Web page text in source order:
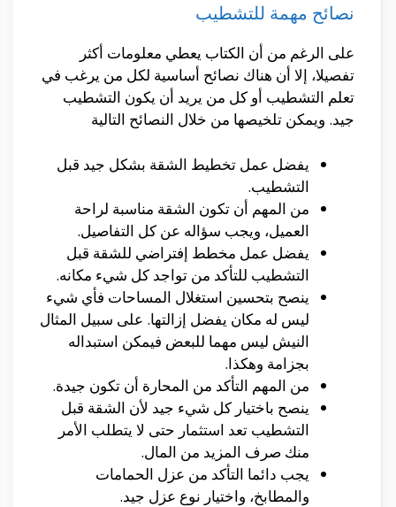
نصائح مهمة للتشطيب
على الرغم من أن الكتاب يعطي معلومات أكثر
تفصيلا، إلا أن هناك نصائح أساسية لكل من يرغب في
تعلم التشطيب أو كل من يريد أن يكون التشطيب
جيد. ويمكن تلخيصها من خلال النصائح التالية
يفضل عمل تخطيط الشقة بشكل جيد قبل
التشطيب.
من المهم أن تكون الشقة مناسبة لراحة
العميل، ويجب سؤاله عن كل التفاصيل.
يفضل عمل مخطط إفتراضي للشقة قبل
التشطيب للتأكد من تواجد كل شيء مكانه.
ينصح بتحسين استغلال المساحات فأي شيء
ليس له مكان يفضل إزالتها. على سبيل المثال
النيش ليس مهما للبعض فيمكن استبداله
بجزامة وهكذا.
من المهم التأكد من المحارة أن تكون جيدة.
ينصح باختيار كل شيء جيد لأن الشقة قبل
التشطيب تعد استثمار حتى لا يتطلب الأمر
منك صرف المزيد من المال.
يجب دائما التأكد من عزل الحمامات
والمطابخ، واختيار نوع عزل جيد.